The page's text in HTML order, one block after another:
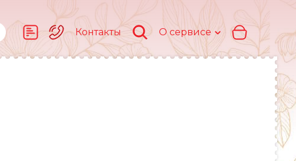
Контакты О сервисе